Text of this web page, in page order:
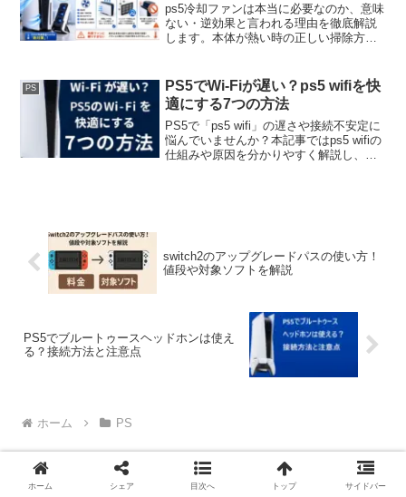
ps5冷却ファンは本当に必要なのか、意味
ない・逆効果と言われる理由を徹底解説
します。本体が熱い時の正しい掃除方法
ンの選び方や、SlimやProなどの対応機種
の注意点も分かりやすくまとめました。
PS
PS5でWi-Fiが遅い？ps5 wifiを快
適にする7つの方法
PS5で「ps5 wifi」の遅さや接続不安定に
悩んでいませんか？本記事ではps5 wifiの
仕組みや原因を分かりやすく解説し、今
switch2のアップグレードパスの使い方！
値段や対象ソフトを解説
PS5でブルートゥースヘッドホンは使え
る？接続方法と注意点
ホーム PS
ホーム シェア 目次へ トップ サイドバー